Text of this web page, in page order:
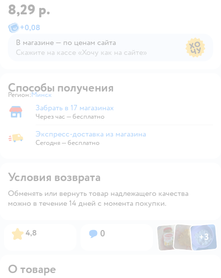
8,29 р.
+0,08
В магазине — по ценам сайта
Скажите на кассе «Хочу как на сайте»
Способы получения
Регион: Выбор адреса доставки.
Минск
Забрать в магазине
Забрать в 17 магазинах
Через час — бесплатно
Экспресс-доставка из магазина
Экспресс-доставка из магазина
Сегодня—бесплатно
Условия возврата
Обменять или вернуть товар надлежащего качества
можно в течение 14 дней с момента покупки.
Рейтинг:
4,8 Вопросов:
0 ФотоФотоФото
+3
Открыть
О товаре